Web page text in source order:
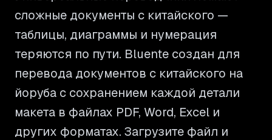
сложные документы с китайского —
таблицы, диаграммы и нумерация
теряются по пути. Bluente создан для
перевода документов с китайского на
йоруба с сохранением каждой детали
макета в файлах PDF, Word, Excel и
других форматах. Загрузите файл и